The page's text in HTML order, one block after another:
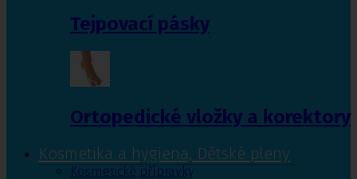
Tejpovací pásky
Ortopedické vložky a korektory
Kosmetika a hygiena, Dětské pleny
Kosmetické přípravky